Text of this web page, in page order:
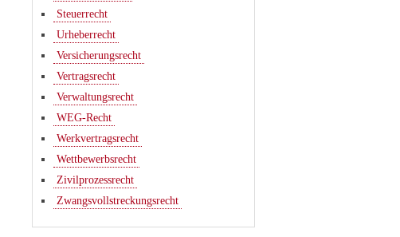
Steuerrecht
Urheberrecht
Versicherungsrecht
Vertragsrecht
Verwaltungsrecht
WEG-Recht
Werkvertragsrecht
Wettbewerbsrecht
Zivilprozessrecht
Zwangsvollstreckungsrecht